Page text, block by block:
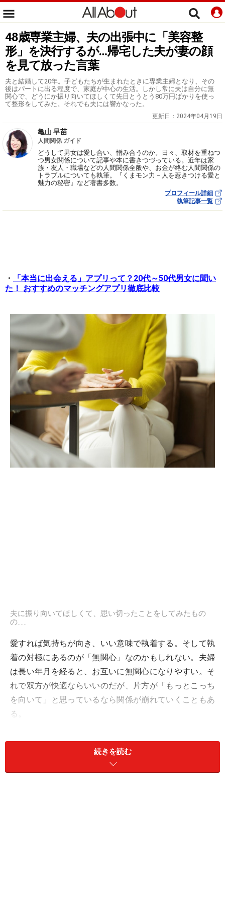
48歳専業主婦、夫の出張中に「美容整
形」を決行するが…帰宅した夫が妻の顔
を見て放った言葉
夫と結婚して20年。子どもたちが生まれたときに専業主婦となり、その
後はパートに出る程度で、家庭が中心の生活。しかし常に夫は自分に無
関心で、どうにか振り向いてほしくて先日とうとう80万円ばかりを使っ
て整形をしてみた。それでも夫には響かなった。
更新日： 2024年04月19日
亀山 早苗
人間関係 ガイド
どうして男女は愛し合い、憎み合うのか。日々、取材を重ねつ
つ男女関係について記事や本に書きつづっている。近年は家
族・友人・職場などの人間関係全般や、お金が絡む人間関係の
トラブルについても執筆。『くまモン力－人を惹きつける愛と
魅力の秘密』など著書多数。
プロフィール詳細
執筆記事一覧
・
「本当に出会える」アプリって？20代～50代男女に聞い
た！ おすすめのマッチングアプリ徹底比較
夫に振り向いてほしくて、思い切ったことをしてみたもの
の……
愛すれば気持ちが向き、いい意味で執着する。そして執
着の対極にあるのが「無関心」なのかもしれない。夫婦
は長い年月を経ると、お互いに無関心になりやすい。そ
れで双方が快適ならいいのだが、片方が「もっとこっち
を向いて」と思っているなら関係が崩れていくこともあ
る。
自分の存在価値を探し続けた30代
続きを読む